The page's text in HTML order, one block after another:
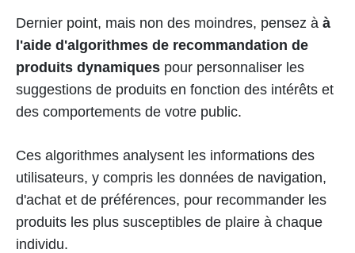
Dernier point, mais non des moindres, pensez à à
l'aide d'algorithmes de recommandation de
produits dynamiques pour personnaliser les
suggestions de produits en fonction des intérêts et
des comportements de votre public.
Ces algorithmes analysent les informations des
utilisateurs, y compris les données de navigation,
d'achat et de préférences, pour recommander les
produits les plus susceptibles de plaire à chaque
individu.